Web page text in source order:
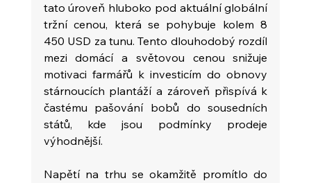
tato úroveň hluboko pod aktuální globální
tržní cenou, která se pohybuje kolem 8
450 USD za tunu. Tento dlouhodobý rozdíl
mezi domácí a světovou cenou snižuje
motivaci farmářů k investicím do obnovy
stárnoucích plantáží a zároveň přispívá k
častému pašování bobů do sousedních
států, kde jsou podmínky prodeje
výhodnější.
Napětí na trhu se okamžitě promítlo do